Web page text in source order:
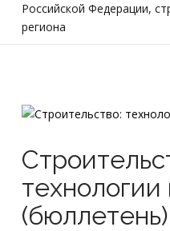
Российской Федерации,
региона
(бюллетень)